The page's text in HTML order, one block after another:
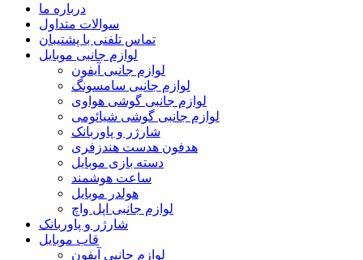
درباره ما
سوالات متداول
تماس تلفنی با پشتیبان
لوازم جانبی موبایل
لوازم جانبی آیفون
لوازم جانبی سامسونگ
لوازم جانبی گوشی هواوی
لوازم جانبی گوشی شیائومی
شارژر و پاوربانک
هدفون هدست هندزفری
دسته بازی موبایل
ساعت هوشمند
هولدر موبایل
لوازم جانبی اپل واچ
شارژر و پاوربانک
قاب موبایل
لوازم جانبی آیفون